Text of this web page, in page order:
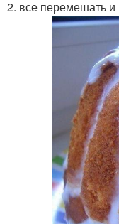
2. все перемешать